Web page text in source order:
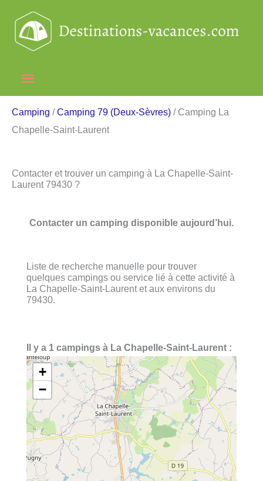
contenu
Menu
principal
Camping /Camping 79 (Deux-Sèvres) / Camping La
Chapelle-Saint-Laurent
Contacter et trouver un camping à La Chapelle-Saint-
Laurent 79430 ?
Contacter un camping disponible aujourd’hui.
Liste de recherche manuelle pour trouver
quelques campings ou service lié à cette activité à
La Chapelle-Saint-Laurent et aux environs du
79430.
Il y a 1 campings à La Chapelle-Saint-Laurent :
+
−